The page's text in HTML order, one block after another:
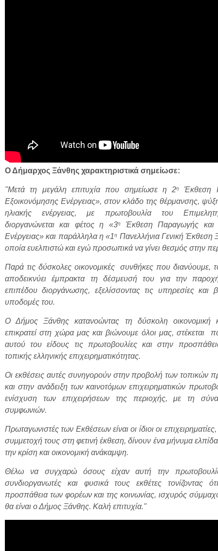
Ο Δήμαρχος Ξάνθης χαρακτηριστικά σημείωσε:
"Μετά τη μεγάλη επιτυχία που σημείωσε η 2η
Έκθεση
Εξοικονόμησης Ενέργειας», στον κλάδο της θέρμανσης,
ηλιακής ενέργειας, με πρωτοβουλία του
διοργανώνεται και φέτος η «3η
Έκθεση Παραγωγής και
Ενέργειας» και παράλληλα η «1η Πανελλήνια Γενική Έκθεση
οποία ευελπιστώ και εγώ προσωπικά να γίνει θεσμός στην
Παρά τις δύσκολες οικονομικές συνθήκες που διανύουμε,
αποδεικνύει έμπρακτα τη δέσμευσή του για την
επιπέδου διοργάνωσης, εξελίσσοντας τις υπηρεσίες και
υποδομές του.
Ο Δήμος Ξάνθης κατανοώντας τη δύσκολη οικονομική
επικρατεί στη χώρα μας και βιώνουμε όλοι μας, στέκεται
αυτού του είδους τις πρωτοβουλίες και στην
τοπικής ελληνικής επιχειρηματικότητας.
Οι εκθέσεις αυτές συνηγορούν στην προβολή των τοπικών
και στην ανάδειξη των καινοτόμων επιχειρηματικών
ενίσχυση των επιχειρήσεων της περιοχής, με τη
συμφωνιών.
Πρωταγωνιστές των Εκθέσεων είναι οι ίδιοι οι
συμμετοχή τους στη φετινή έκθεση, δίνουν ένα μήνυμα
την κρίση και οικονομική ανάκαμψη.
Θέλω να συγχαρώ όσους είχαν αυτή την
συνδιοργανωτές και φυσικά τους εκθέτες τονίζοντας
προσπάθεια των φορέων και της κοινωνίας, ισχυρός
θα είναι ο Δήμος Ξάνθης. Καλή επιτυχία."